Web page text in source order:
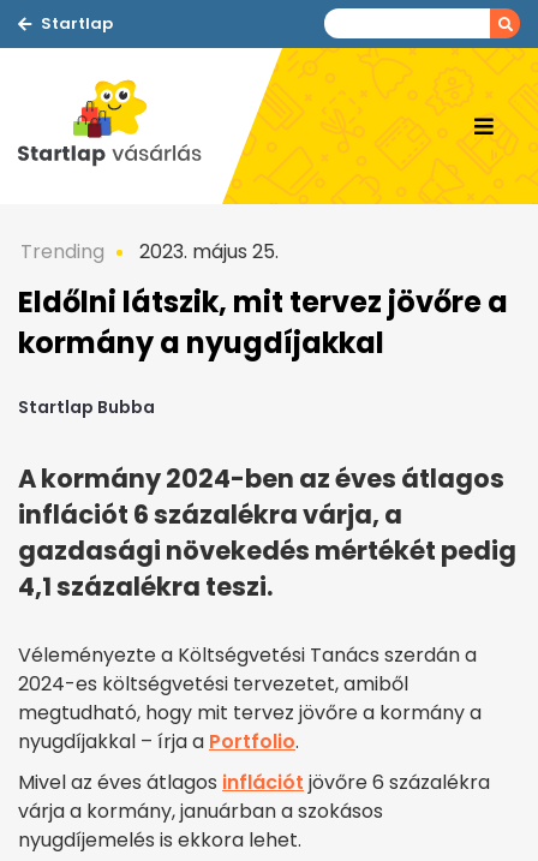
Startlap
Trending 2023. május 25.
Eldőlni látszik, mit tervez jövőre a
kormány a nyugdíjakkal
Startlap Bubba
A kormány 2024-ben az éves átlagos
inflációt 6 százalékra várja, a
gazdasági növekedés mértékét pedig
4,1 százalékra teszi.
Véleményezte a Költségvetési Tanács szerdán a
2024-es költségvetési tervezetet, amiből
megtudható, hogy mit tervez jövőre a kormány a
nyugdíjakkal – írja a Portfolio.
Mivel az éves átlagos inflációt jövőre 6 százalékra
várja a kormány, januárban a szokásos
nyugdíjemelés is ekkora lehet.